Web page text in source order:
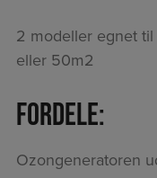
2 modeller egnet
eller 50m2
Fordele:
Ozongeneratoren